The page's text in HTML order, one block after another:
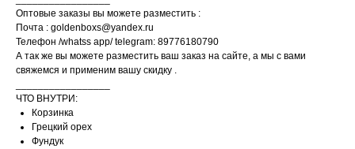
Оптовые заказы вы можете разместить :
Почта : goldenboxs@yandex.ru
Телефон /whatss app/ telegram: 89776180790
А так же вы можете разместить ваш заказ на сайте, а мы с вами
свяжемся и применим вашу скидку .
ЧТО ВНУТРИ:
Корзинка
Грецкий орех
Фундук